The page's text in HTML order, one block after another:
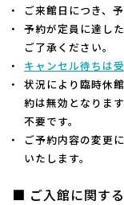
ご来館日につき、
予約が定員に達し
ご了承ください。
キャンセル待ちは
状況により臨時休
約は無効となりま
不要です。
ご予約内容の変更
いたします。
■ ご入館に関す